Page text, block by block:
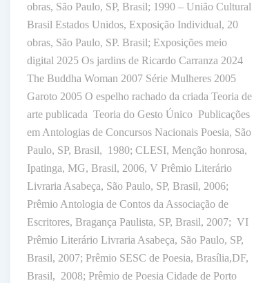
obras, São Paulo, SP, Brasil; 1990 – União Cultural
Brasil Estados Unidos, Exposição Individual, 20
obras, São Paulo, SP. Brasil; Exposições meio
digital 2025 Os jardins de Ricardo Carranza 2024
The Buddha Woman 2007 Série Mulheres 2005
Garoto 2005 O espelho rachado da criada Teoria de
arte publicada Teoria do Gesto Único Publicações
em Antologias de Concursos Nacionais Poesia, São
Paulo, SP, Brasil, 1980; CLESI, Menção honrosa,
Ipatinga, MG, Brasil, 2006, V Prêmio Literário
Livraria Asabeça, São Paulo, SP, Brasil, 2006;
Prêmio Antologia de Contos da Associação de
Escritores, Bragança Paulista, SP, Brasil, 2007; VI
Prêmio Literário Livraria Asabeça, São Paulo, SP,
Brasil, 2007; Prêmio SESC de Poesia, Brasília,DF,
Brasil, 2008; Prêmio de Poesia Cidade de Porto